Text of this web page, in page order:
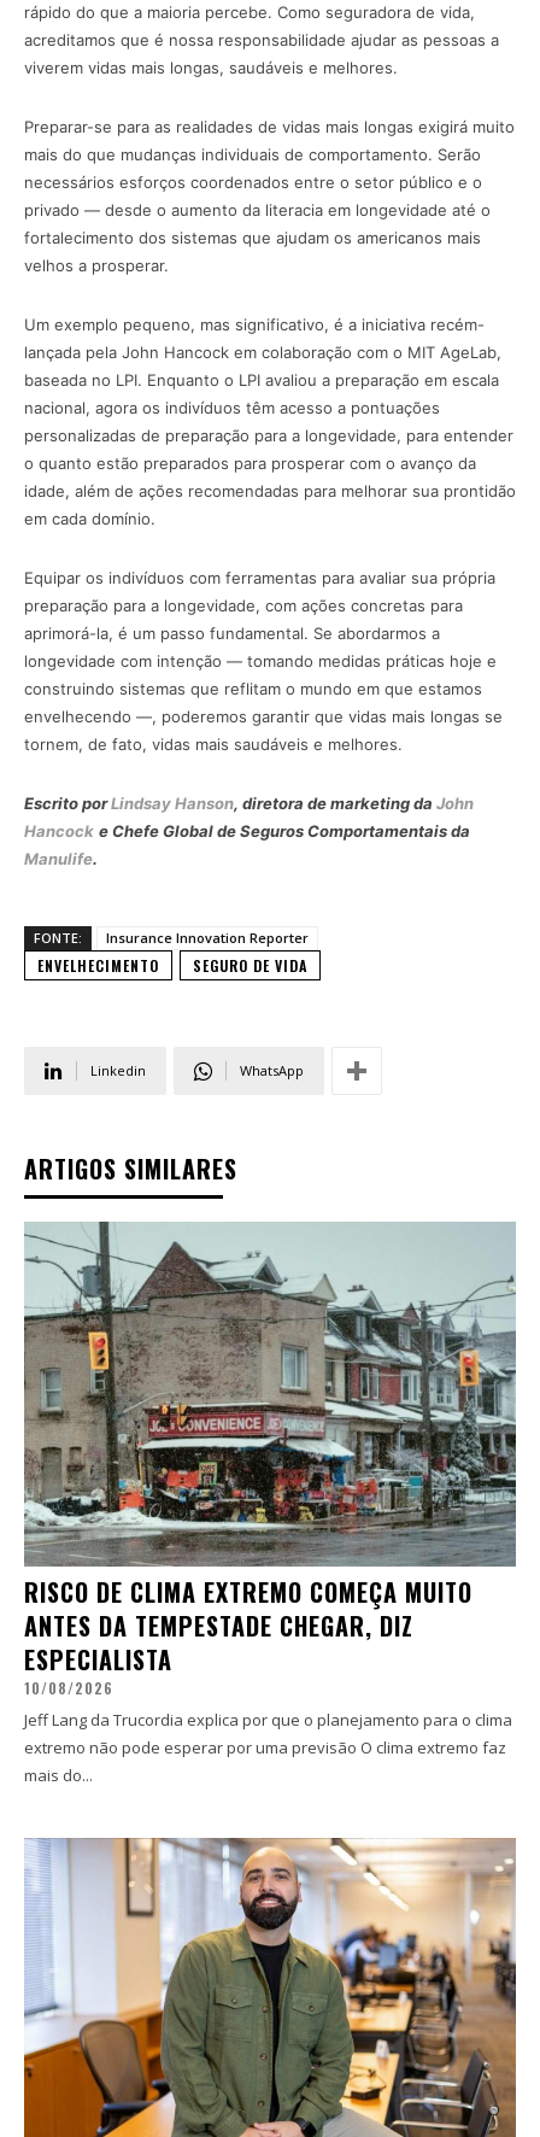
rápido do que a maioria percebe. Como seguradora de vida,
acreditamos que é nossa responsabilidade ajudar as pessoas a
viverem vidas mais longas, saudáveis e melhores.
Preparar-se para as realidades de vidas mais longas exigirá muito
mais do que mudanças individuais de comportamento. Serão
necessários esforços coordenados entre o setor público e o
privado — desde o aumento da literacia em longevidade até o
fortalecimento dos sistemas que ajudam os americanos mais
velhos a prosperar.
Um exemplo pequeno, mas significativo, é a iniciativa recém-
lançada pela John Hancock em colaboração com o MIT AgeLab,
baseada no LPI. Enquanto o LPI avaliou a preparação em escala
nacional, agora os indivíduos têm acesso a pontuações
personalizadas de preparação para a longevidade, para entender
o quanto estão preparados para prosperar com o avanço da
idade, além de ações recomendadas para melhorar sua prontidão
em cada domínio.
Equipar os indivíduos com ferramentas para avaliar sua própria
preparação para a longevidade, com ações concretas para
aprimorá-la, é um passo fundamental. Se abordarmos a
longevidade com intenção — tomando medidas práticas hoje e
construindo sistemas que reflitam o mundo em que estamos
envelhecendo —, poderemos garantir que vidas mais longas se
tornem, de fato, vidas mais saudáveis e melhores.
Escrito porLindsay Hanson, diretora de marketing da John
Hancock e Chefe Global de Seguros Comportamentais da
Manulife.
FONTE: Insurance Innovation Reporter
ENVELHECIMENTO SEGURO DE VIDA
Linkedin WhatsApp
ARTIGOS SIMILARES
RISCO DE CLIMA EXTREMO COMEÇA MUITO
ANTES DA TEMPESTADE CHEGAR, DIZ
ESPECIALISTA
10/08/2026
Jeff Lang da Trucordia explica por que o planejamento para o clima
extremo não pode esperar por uma previsão O clima extremo faz
mais do...